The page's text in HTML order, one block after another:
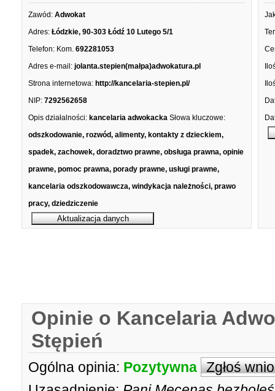
Zawód: Adwokat
Adres: Łódzkie, 90-303 Łódź 10 Lutego 5/1
Telefon: Kom. 692281053
Adres e-mail: jolanta.stepien(małpa)adwokatura.pl
Strona internetowa: http://kancelaria-stepien.pl/
NIP: 7292562658
Opis działalności: kancelaria adwokacka Słowa kluczowe:
odszkodowanie, rozwód, alimenty, kontakty z dzieckiem,
spadek, zachowek, doradztwo prawne, obsługa prawna, opinie
prawne, pomoc prawna, porady prawne, usługi prawne,
kancelaria odszkodowawcza, windykacja należności, prawo
pracy, dziedziczenie
Opinie o Kancelaria
Stępień
Ogólna opinia: Pozytywna Zgłoś